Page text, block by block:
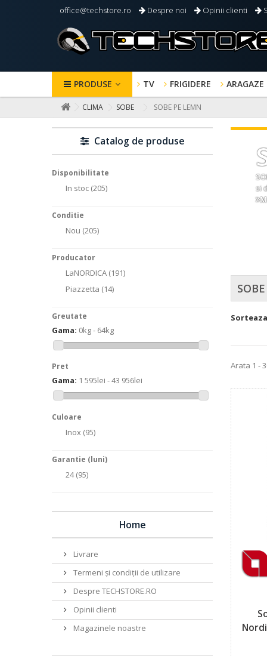
office@techstore.ro Despre noi Opinii clienti
PRODUSE TV FRIGIDERE ARAGAZE
CLIMA SOBE SOBE PE LEMN
Catalog de produse
Disponibilitate
In stoc (205)
Conditie
Nou (205)
Producator
LaNORDICA (191)
Piazzetta (14)
Greutate
Gama: 0kg - 64kg
Pret
Gama: 1 595lei - 43 956lei
Culoare
Inox (95)
Garantie (luni)
24(95)
Home
Livrare
Termeni și condiții de utilizare
Despre TECHSTORE.RO
Opinii clienti
Magazinele noastre
si
Arata 1 -